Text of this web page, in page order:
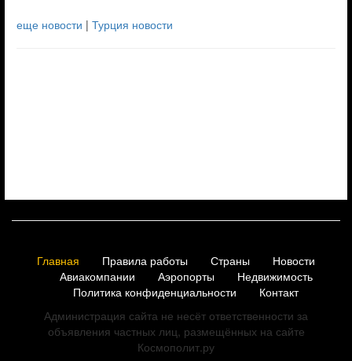
еще новости | Турция новости
Главная Правила работы Страны
Новости
Авиакомпании
Аэропорты
Недвижимость
Политика конфиденциальности
Контакт
Администрация сайта не несёт ответственности за
объявления частных лиц, размещённых на сайте
Космополит.ру